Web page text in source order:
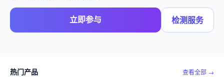
立即参与 检测服务
热门产品 查看全部 →